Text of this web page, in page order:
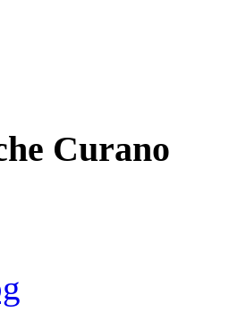
Curano